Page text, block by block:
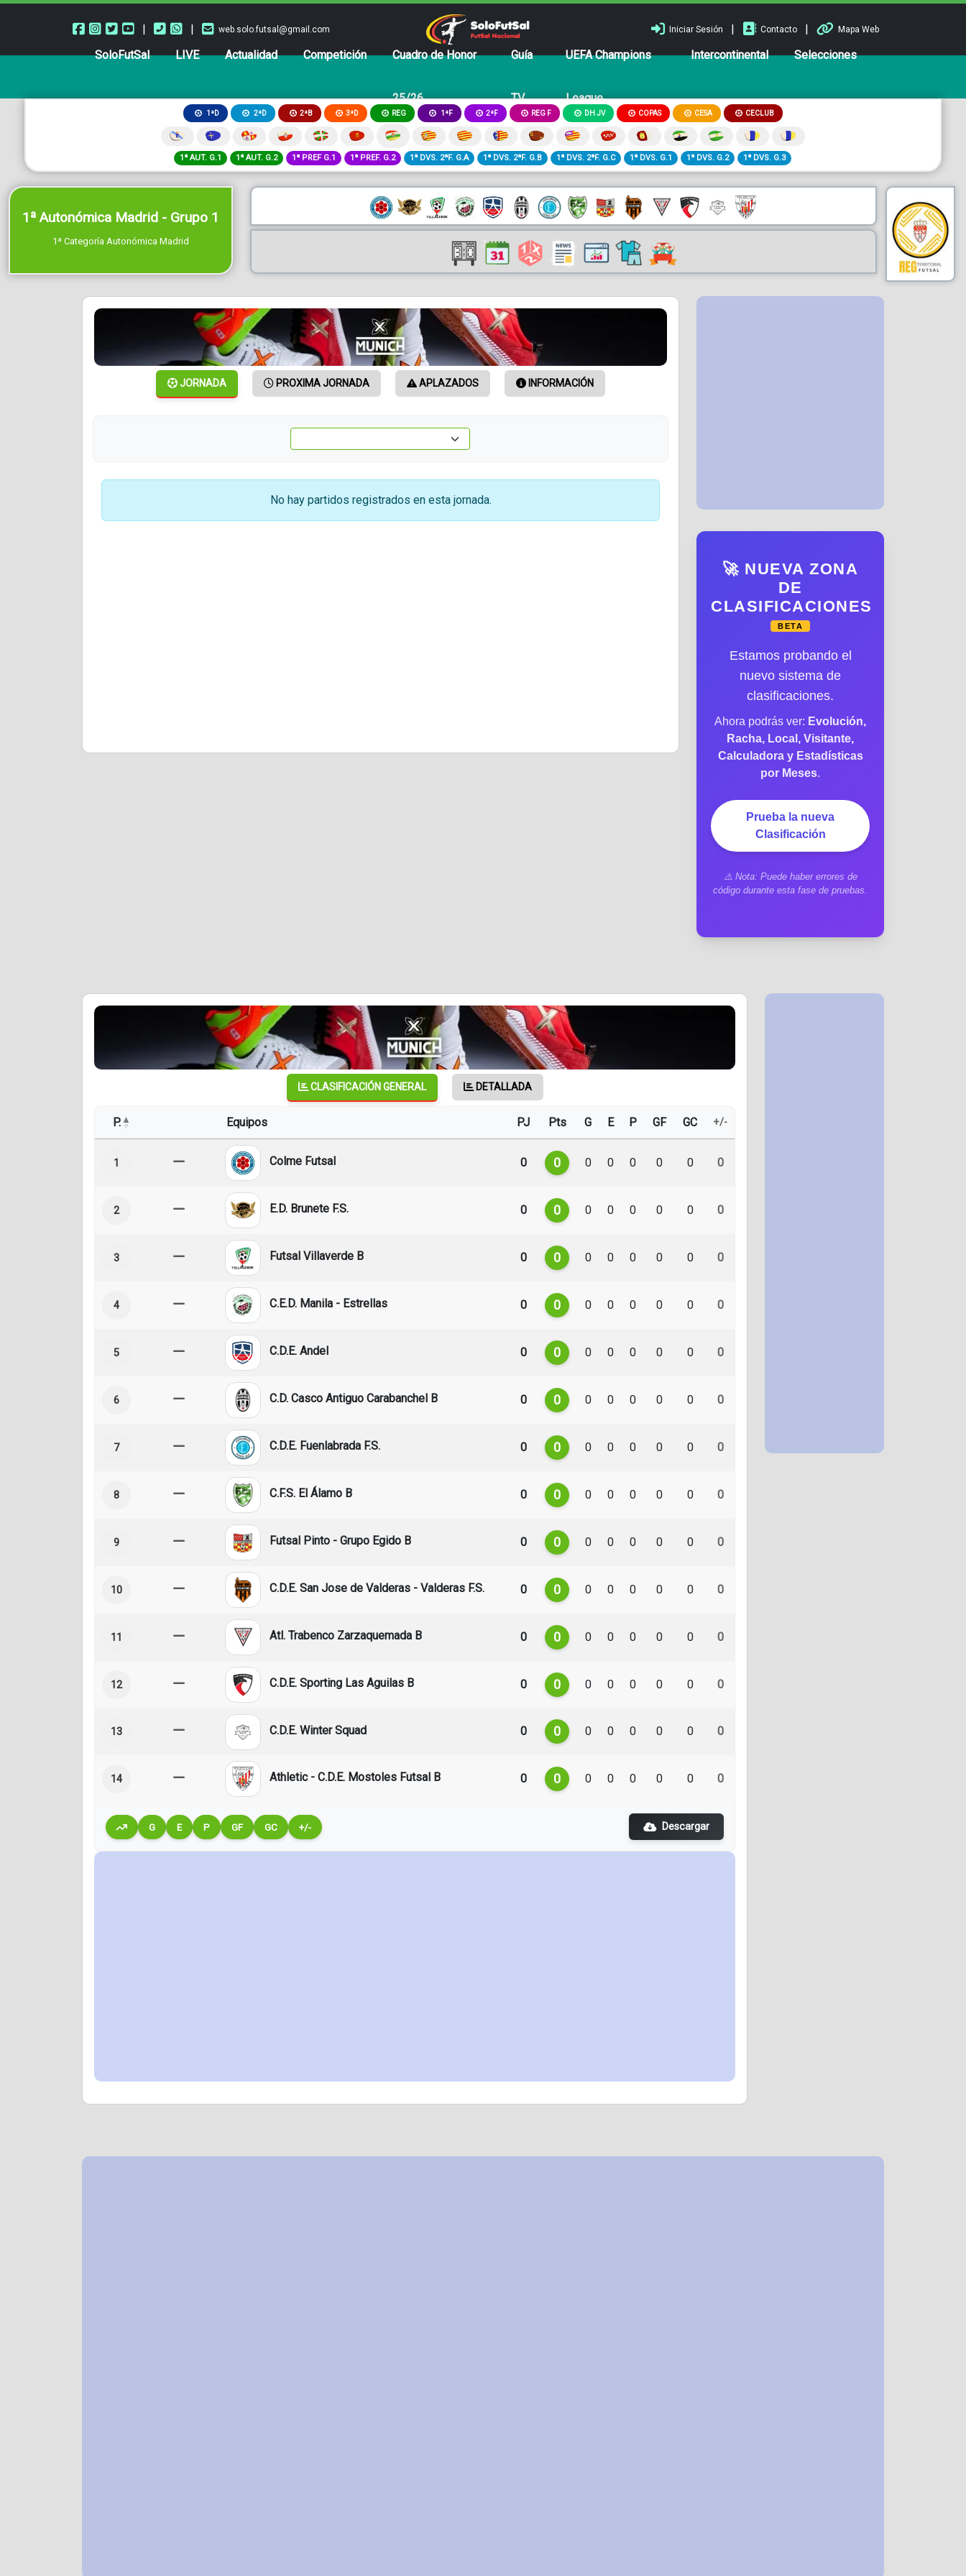
| | web.solo.futsal@gmail.com Iniciar Sesión | Contacto | Mapa Web
SoloFutSal LIVE Actualidad Competición Cuadro de Honor
25/26
Guía
TV
UEFA Champions
League
Intercontinental Selecciones
1ªD 2ªD 2ªB 3ªD REG 1ªF 2ªF REG F DH JV COPAS CESA CECLUB
1ª AUT. G.1 1ª AUT. G.2 1ª PREF G.1 1ª PREF. G.2 1ª DVS. 2ªF. G.A 1ª DVS. 2ªF. G.B 1ª DVS. 2ªF. G.C 1ª DVS. G.1 1ª DVS. G.2 1ª DVS. G.3
1ª Autonómica Madrid - Grupo 1
1ª Categoría Autonómica Madrid
JORNADA PROXIMA JORNADA APLAZADOS INFORMACIÓN
No hay partidos registrados en esta jornada.
🚀 NUEVA ZONA
DE
CLASIFICACIONES
BETA
Estamos probando el
nuevo sistema de
clasificaciones.
Ahora podrás ver: Evolución,
Racha, Local, Visitante,
Calculadora y Estadísticas
por Meses.
Prueba la nueva
Clasificación
⚠️ Nota: Puede haber errores de
código durante esta fase de pruebas.
CLASIFICACIÓN GENERAL DETALLADA
P. Equipos PJ Pts G E P GF GC +/-
1 Colme Futsal 0 0 0 0 0 0 0 0
2 E.D. Brunete F.S. 0 0 0 0 0 0 0 0
3 Futsal Villaverde B 0 0 0 0 0 0 0 0
4 C.E.D. Manila - Estrellas 0 0 0 0 0 0 0 0
5 C.D.E. Andel 0 0 0 0 0 0 0 0
6 C.D. Casco Antiguo Carabanchel B 0 0 0 0 0 0 0 0
7 C.D.E. Fuenlabrada F.S. 0 0 0 0 0 0 0 0
8 C.F.S. El Álamo B 0 0 0 0 0 0 0 0
9 Futsal Pinto - Grupo Egido B 0 0 0 0 0 0 0 0
10 C.D.E. San Jose de Valderas - Valderas F.S. 0 0 0 0 0 0 0 0
11 Atl. Trabenco Zarzaquemada B 0 0 0 0 0 0 0 0
12 C.D.E. Sporting Las Aguilas B 0 0 0 0 0 0 0 0
13 C.D.E. Winter Squad 0 0 0 0 0 0 0 0
14 Athletic - C.D.E. Mostoles Futsal B 0 0 0 0 0 0 0 0
G E P GF GC +/- Descargar